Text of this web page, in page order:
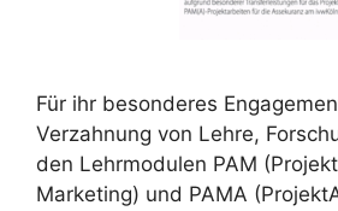
Für ihr besonderes
Verzahnung von Lehre,
den Lehrmodulen PAM
Marketing) und PAMA